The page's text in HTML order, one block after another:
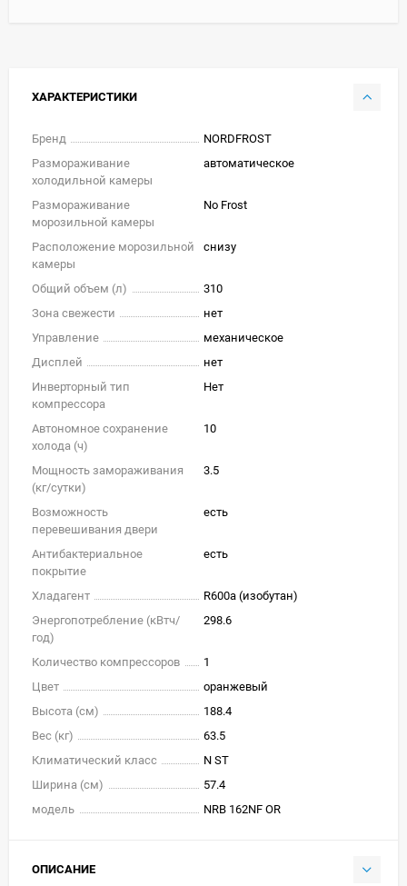
ХАРАКТЕРИСТИКИ
Бренд
NORDFROST
Размораживание
холодильной камеры
автоматическое
Размораживание
морозильной камеры
No Frost
Расположение морозильной
камеры
снизу
Общий объем (л)
310
Зона свежести
нет
Управление
механическое
Дисплей
нет
Инверторный тип
компрессора
Нет
Автономное сохранение
холода (ч)
10
Мощность замораживания
(кг/cутки)
3.5
Возможность
перевешивания двери
есть
Антибактериальное
покрытие
есть
Хладагент
R600a (изобутан)
Энергопотребление (кВтч/
год)
298.6
Количество компрессоров
1
Цвет
оранжевый
Высота (см)
188.4
Вес (кг)
63.5
Климатический класс
N ST
Ширина (см)
57.4
модель
NRB 162NF OR
ОПИСАНИЕ